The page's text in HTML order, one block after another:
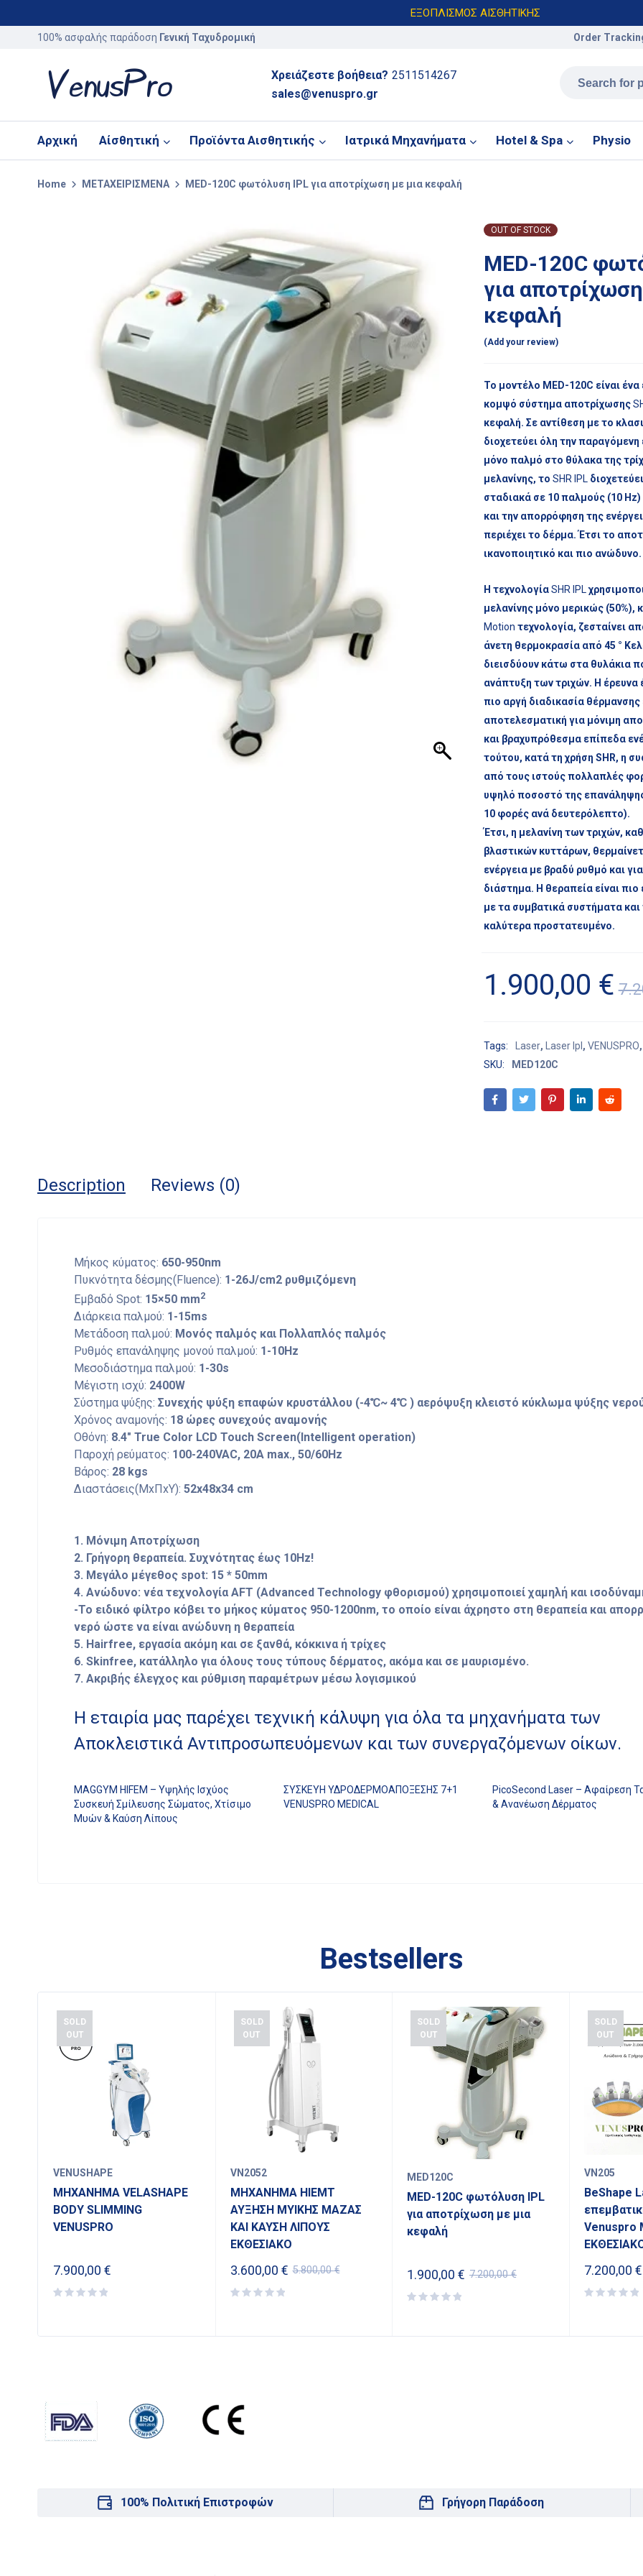
ΕΞΟΠΛΙΣΜΟΣ ΑΙΣΘΗΤΙΚΗΣ
100% ασφαλής παράδοση Γενική Ταχυδρομική Order
Χρειάζεστε βοήθεια? 2511514267
sales@venuspro.gr
Αρχική Αίσθητική Προϊόντα Αισθητικής Ιατρικά Μηχανήματα Hotel & Spa Physio
Home ΜΕΤΑΧΕΙΡΙΣΜΕΝΑ MED-120C φωτόλυση IPL για αποτρίχωση με μια κεφαλή
OUT OF STOCK
MED-120C
για
κεφαλή
Add your review
Το μοντέλο MED-120C είναι ένα
κομψό σύστημα αποτρίχωσης
κεφαλή. Σε αντίθεση με το
διοχετεύει όλη την παραγόμενη
μόνο παλμό στο θύλακα της
μελανίνης, το SHR IPL
σταδιακά σε 10 παλμούς (10
και την απορρόφηση της
περιέχει το δέρμα. Έτσι το
ικανοποιητικό και πιο ανώδυνο.
Η τεχνολογίαSHR IPL
μελανίνης μόνο μερικώς (50%),
Motion τεχνολογία, ζεσταίνει
άνετη θερμοκρασία από 45 °
διεισδύουν κάτω στα θυλάκια
ανάπτυξη των τριχών. Η έρευνα
πιο αργή διαδικασία θέρμανσης
αποτελεσματική για μόνιμη
και βραχυπρόθεσμα επίπεδα
τούτου, κατά τη χρήση SHR, η
από τους ιστούς πολλαπλές
υψηλό ποσοστό της
10 φορές ανά δευτερόλεπτο).
Έτσι, η μελανίνη των τριχών,
βλαστικών κυττάρων,
ενέργεια με βραδύ ρυθμό και
διάστημα. Η θεραπεία είναι πιο
με τα συμβατικά συστήματα και
καλύτερα προστατευμένο.
1.900,00 €
Tags: Laser, Laser Ipl , VENUSPRO,
SKU:
MED120C
Description Reviews (0)
Μήκος κύματος: 650-950nm
Πυκνότητα δέσμης(Fluence): 1-26J/cm2 ρυθμιζόμενη
Εμβαδό Spot: 15×50 mm2
Διάρκεια παλμού: 1-15ms
Μετάδοση παλμού: Μονός παλμός και Πολλαπλός παλμός
Ρυθμός επανάληψης μονού παλμού: 1-10Hz
Μεσοδιάστημα παλμού: 1-30s
Μέγιστη ισχύ: 2400W
Σύστημα ψύξης: Συνεχής ψύξη επαφών κρυστάλλου (-4℃~ 4℃ ) αερόψυξη κλειστό κύκλωμα ψύξης
Χρόνος αναμονής: 18 ώρες συνεχούς αναμονής
Οθόνη: 8.4″ True Color LCD Touch Screen(Intelligent operation)
Παροχή ρεύματος: 100-240VAC, 20A max., 50/60Hz
Βάρος: 28 kgs
Διαστάσεις(ΜxΠxΥ): 52x48x34 cm
1. Μόνιμη Αποτρίχωση
2. Γρήγορη θεραπεία. Συχνότητας έως 10Hz!
3. Μεγάλο μέγεθος spot: 15 * 50mm
4. Ανώδυνo: νέα τεχνολογία AFT (Advanced Technology φθορισμού) χρησιμοποιεί χαμηλή και
-Το ειδικό φίλτρο κόβει το μήκος κύματος 950-1200nm, το οποίο είναι άχρηστο στη θεραπεία και
νερό ώστε να είναι ανώδυνη η θεραπεία
5. Hairfree, εργασία ακόμη και σε ξανθά, κόκκινα ή τρίχες
6. Skinfree, κατάλληλο για όλους τους τύπους δέρματος, ακόμα και σε μαυρισμένο.
7. Ακριβής έλεγχος και ρύθμιση παραμέτρων μέσω λογισμικού
Η εταιρία μας παρέχει τεχνική κάλυψη για όλα τα μηχανήματα των
Αποκλειστικά Αντιπροσωπευόμενων και των συνεργαζόμενων οίκων.
MAGGYM HIFEM – Υψηλής Ισχύος
Συσκευή Σμίλευσης Σώματος, Χτίσιμο
Μυών & Καύση Λίπους
ΣΥΣΚΕΥΗ ΥΔΡΟΔΕΡΜΟΑΠΟΞΕΣΗΣ 7+1
VENUSPRO MEDICAL
PicoSecond Laser – Αφαίρεση
& Ανανέωση Δέρματος
Bestsellers
SOLD
OUT
VENUSHAPE
ΜΗΧΑΝΗΜΑ VELASHAPE
BODY SLIMMING
VENUSPRO
7.900,00 €
SOLD
OUT
VN2052
ΜΗΧΑΝΗΜΑ HIEMT
ΑΥΞΗΣΗ ΜΥΙΚΗΣ ΜΑΖΑΣ
ΚΑΙ ΚΑΥΣΗ ΛΙΠΟΥΣ
ΕΚΘΕΣΙΑΚΟ
5.800,00€
3.600,00 €
SOLD
OUT
MED120C
MED-120C φωτόλυση IPL
για αποτρίχωση με μια
κεφαλή
7.200,00€
1.900,00 €
SOLD
OUT
VN205
BeShape
Venuspro
7.200,00 €
100% Πολιτική Επιστροφών Γρήγορη Παράδοση